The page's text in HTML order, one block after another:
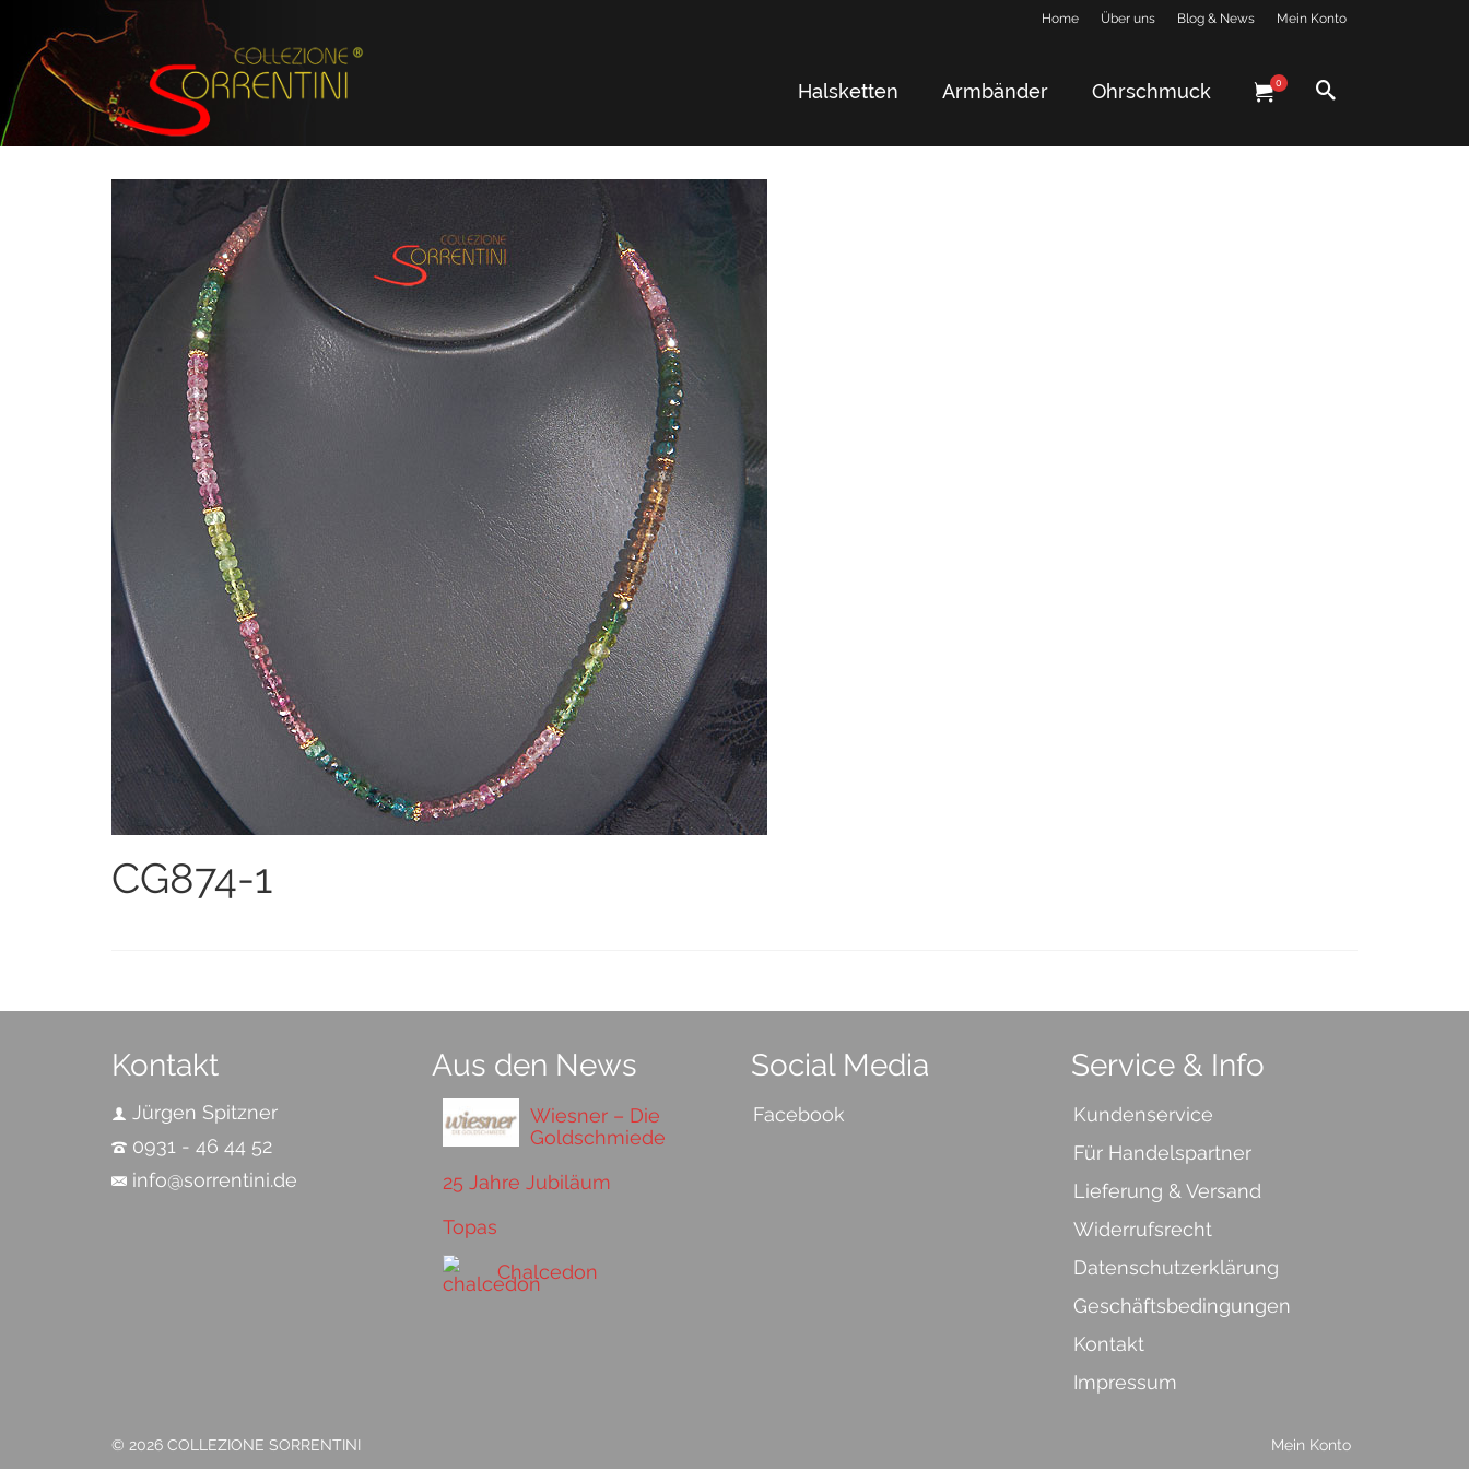
Home Über uns Blog & News Mein Konto
Halsketten Armbänder Ohrschmuck 0
CG874-1
Kontakt
Jürgen Spitzner
0931 - 46 44 52
info@sorrentini.de
Aus den News
Wiesner – Die
Goldschmiede
25 Jahre Jubiläum
Topas
Chalcedon
Social Media
Facebook
Service & Info
Kundenservice
Für Handelspartner
Lieferung & Versand
Widerrufsrecht
Datenschutzerklärung
Geschäftsbedingungen
Kontakt
Impressum
Mein Konto
© 2026 COLLEZIONE SORRENTINI